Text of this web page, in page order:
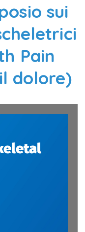
sui
Pain
dolore)